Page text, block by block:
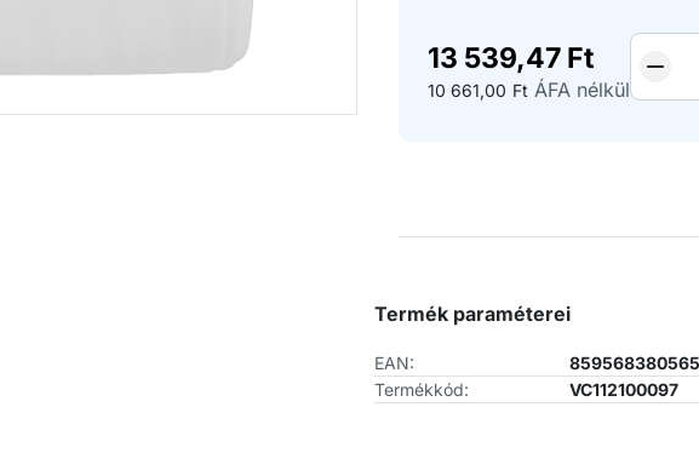
13 539,47 Ft
10 661,00 Ft ÁFA nélkül
Termék paraméterei
EAN:
Termékkód:
VC112100097